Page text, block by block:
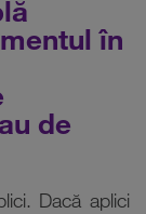
în
de
Dacă aplici